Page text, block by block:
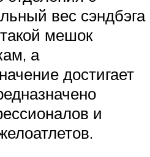
вес сэндбэга
мешок
а
достигает
и